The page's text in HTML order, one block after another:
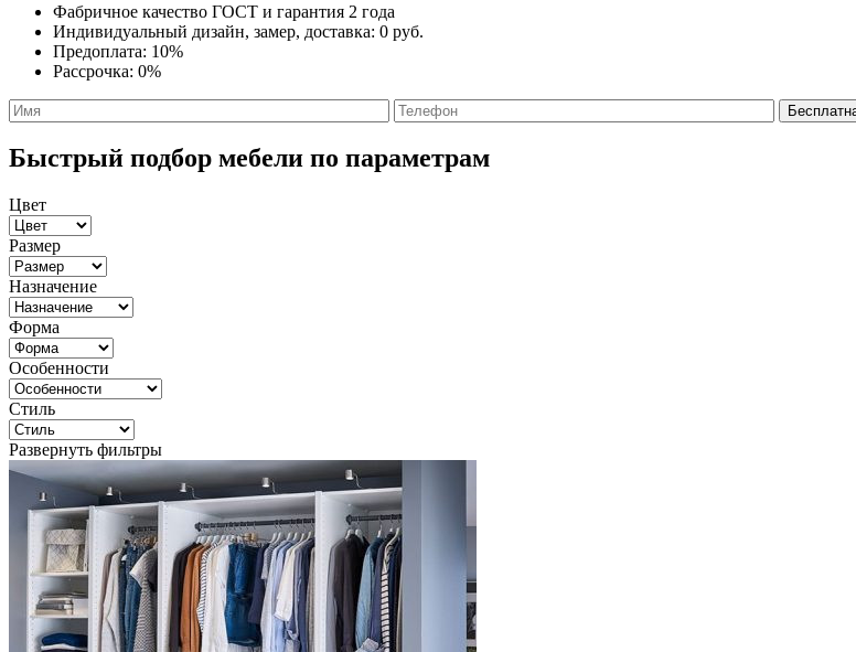
Фабричное качество ГОСТ и гарантия 2 года
Индивидуальный дизайн, замер, доставка: 0 руб.
Предоплата: 10%
Рассрочка: 0%
Быстрый подбор мебели по параметрам
Цвет
Размер
Назначение
Форма
Особенности
Стиль
Развернуть фильтры